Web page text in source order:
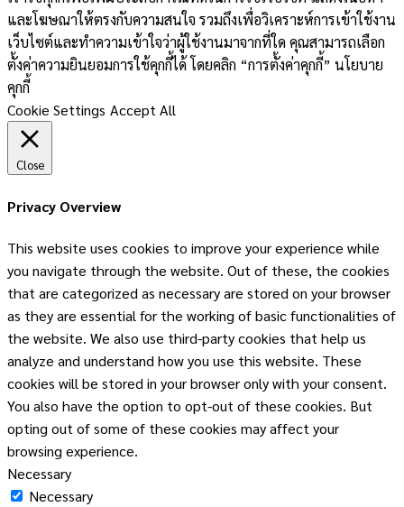
และโฆษณาให้ตรงกับความสนใจ รวมถึงเพื่อวิเคราะห์การเข้าใช้งาน
เว็บไซต์และทำความเข้าใจว่าผู้ใช้งานมาจากที่ใด คุณสามารถเลือก
ตั้งค่าความยินยอมการใช้คุกกี้ได้ โดยคลิก “การตั้งค่าคุกกี้” นโยบาย
คุกกี้
Cookie Settings Accept All
Close
Privacy Overview
This website uses cookies to improve your experience while
you navigate through the website. Out of these, the cookies
that are categorized as necessary are stored on your browser
as they are essential for the working of basic functionalities of
the website. We also use third-party cookies that help us
analyze and understand how you use this website. These
cookies will be stored in your browser only with your consent.
You also have the option to opt-out of these cookies. But
opting out of some of these cookies may affect your
browsing experience.
Necessary
Necessary